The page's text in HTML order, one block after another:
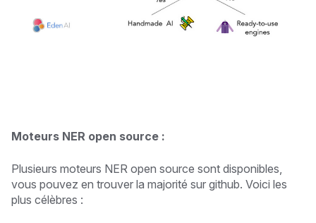
Moteurs NER open source :
Plusieurs moteurs NER open source sont disponibles,
vous pouvez en trouver la majorité sur github. Voici les
plus célèbres :